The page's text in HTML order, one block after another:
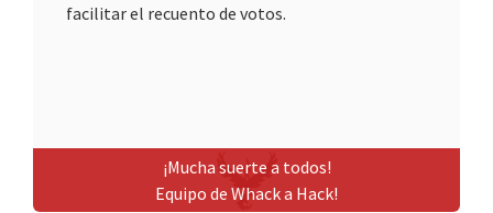
facilitar el recuento de votos.
¡Mucha suerte a todos!
Equipo de Whack a Hack!